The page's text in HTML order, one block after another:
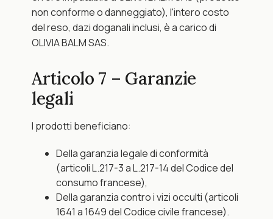
non conforme o danneggiato), l'intero costo
del reso, dazi doganali inclusi, è a carico di
OLIVIA BALM SAS.
Articolo 7 – Garanzie
legali
I prodotti beneficiano:
Della garanzia legale di conformità
(articoli L.217-3 a L.217-14 del Codice del
consumo francese),
Della garanzia contro i vizi occulti (articoli
1641 a 1649 del Codice civile francese).